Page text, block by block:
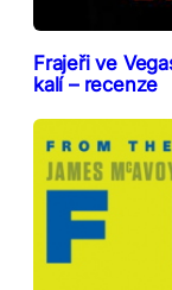
Frajeři ve
kalí – recenze